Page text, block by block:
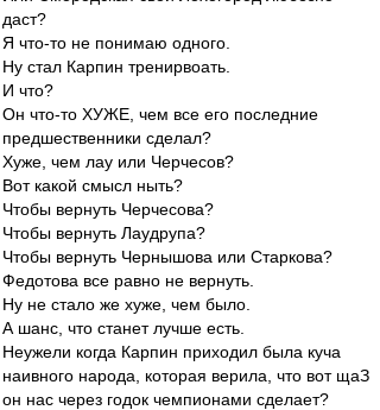
даст?
Я что-то не понимаю одного.
Ну стал Карпин тренирвоать.
И что?
Он что-то ХУЖЕ, чем все его последние
предшественники сделал?
Хуже, чем лау или Черчесов?
Вот какой смысл ныть?
Чтобы вернуть Черчесова?
Чтобы вернуть Лаудрупа?
Чтобы вернуть Чернышова или Старкова?
Федотова все равно не вернуть.
Ну не стало же хуже, чем было.
А шанс, что станет лучше есть.
Неужели когда Карпин приходил была куча
наивного народа, которая верила, что вот щаЗ
он нас через годок чемпионами сделает?